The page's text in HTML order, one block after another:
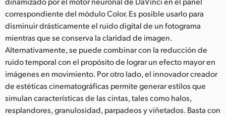
correspondiente del módulo Color. Es posible usarlo para
disminuir drásticamente el ruido digital de un fotograma
mientras que se conserva la claridad de imagen.
Alternativamente, se puede combinar con la reducción de
ruido temporal con el propósito de lograr un efecto mayor en
imágenes en movimiento. Por otro lado, el innovador creador
de estéticas cinematográficas permite generar estilos que
simulan características de las cintas, tales como halos,
resplandores, granulosidad, parpadeos y viñetados. Basta con